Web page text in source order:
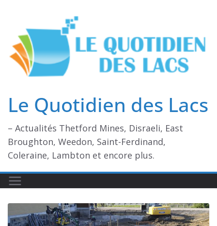
contenu
Le Quotidien des Lacs
– Actualités Thetford Mines, Disraeli, East
Broughton, Weedon, Saint-Ferdinand,
Coleraine, Lambton et encore plus.